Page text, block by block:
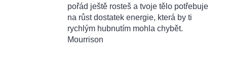
pořád ještě rosteš a tvoje tělo potřebuje
na růst dostatek energie, která by ti
rychlým hubnutím mohla chybět.
Mourrison